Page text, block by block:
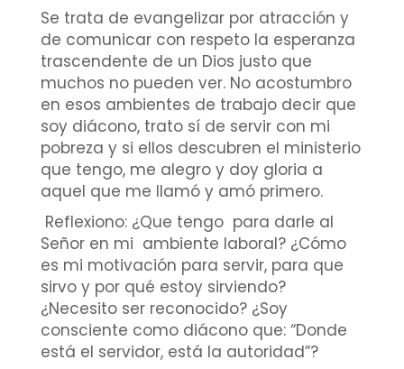
Se trata de evangelizar por atracción y
de comunicar con respeto la esperanza
trascendente de un Dios justo que
muchos no pueden ver. No acostumbro
en esos ambientes de trabajo decir que
soy diácono, trato sí de servir con mi
pobreza y si ellos descubren el ministerio
que tengo, me alegro y doy gloria a
aquel que me llamó y amó primero.
Reflexiono: ¿Que tengo para darle al
Señor en mi ambiente laboral? ¿Cómo
es mi motivación para servir, para que
sirvo y por qué estoy sirviendo?
¿Necesito ser reconocido? ¿Soy
consciente como diácono que: “Donde
está el servidor, está la autoridad”?